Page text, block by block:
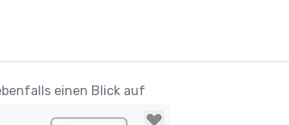
einen Blick auf